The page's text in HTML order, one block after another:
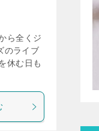
ら全くジ
のライブ
休む日も